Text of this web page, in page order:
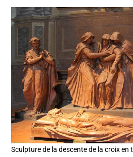
Sculpture de la descente de la croix